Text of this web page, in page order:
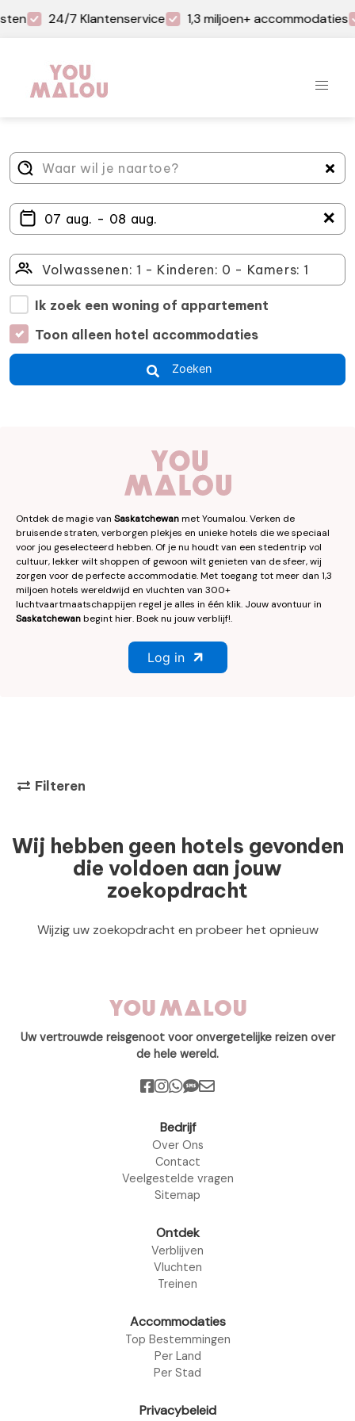
24/7 Klantenservice 1,3 miljoen+ accommodaties
＋
Ik zoek een woning of appartement
Toon alleen hotel accommodaties
Zoeken
Ontdek de magie van Saskatchewanmet Youmalou. Verken de
bruisende straten, verborgen plekjes en unieke hotels die we speciaal
voor jou geselecteerd hebben. Of je nu houdt van een stedentrip vol
cultuur, lekker wilt shoppen of gewoon wilt genieten van de sfeer, wij
zorgen voor de perfecte accommodatie. Met toegang tot meer dan 1,3
miljoen hotels wereldwijd en vluchten van 300+
luchtvaartmaatschappijen regel je alles in één klik. Jouw avontuur in
Saskatchewanbegint hier. Boek nu jouw verblijf!.
Log in
Filteren
Wij hebben geen hotels gevonden
die voldoen aan jouw
zoekopdracht
Wijzig uw zoekopdracht en probeer het opnieuw
Uw vertrouwde reisgenoot voor onvergetelijke reizen over
de hele wereld.
Bedrijf
Over Ons
Contact
Veelgestelde vragen
Sitemap
Ontdek
Verblijven
Vluchten
Treinen
Accommodaties
Top Bestemmingen
Per Land
Per Stad
Privacybeleid